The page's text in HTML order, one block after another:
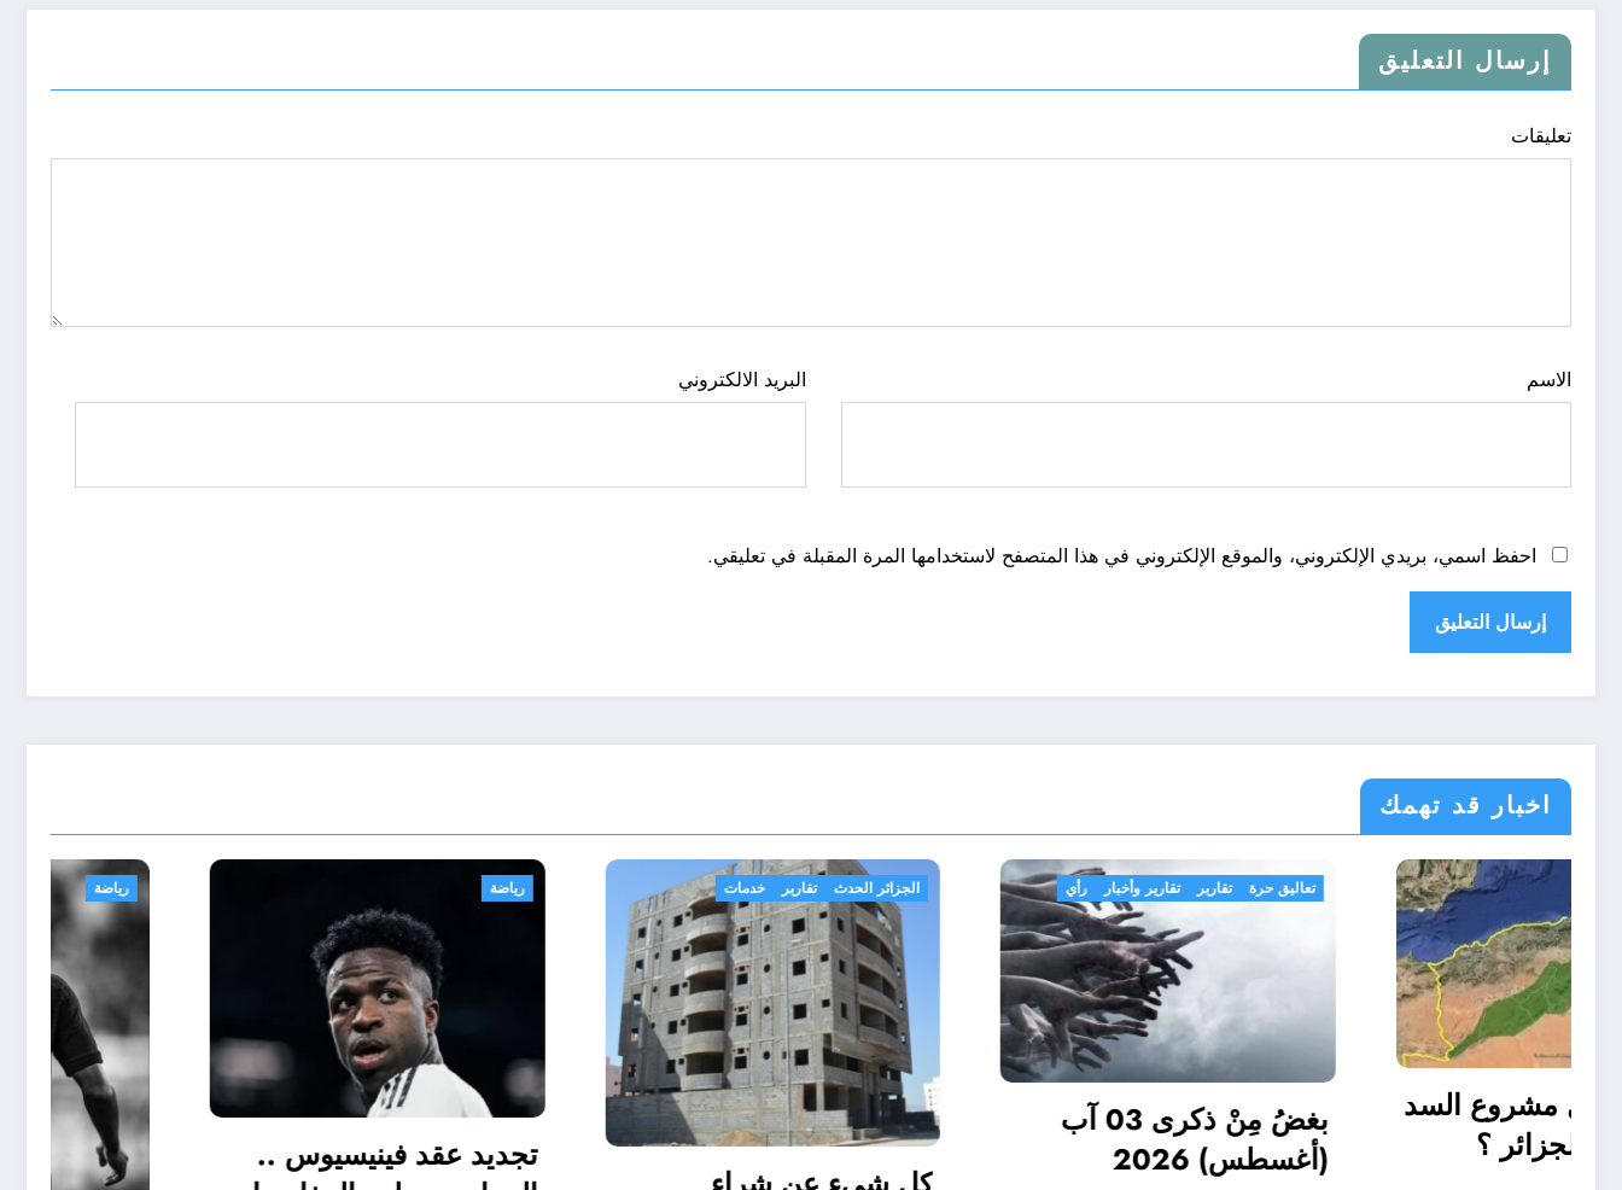
إرسال التعليق
تعليقات
الاسم البريد الالكتروني
احفظ اسمي، بريدي الإلكتروني، والموقع الإلكتروني في هذا المتصفح لاستخدامها المرة المقبلة في تعليقي.
اخبار قد تهمك
تجديد عقد فينيسيوس ..
الجزائر الحدث تقارير تعاليق حرة تقارير تقارير وأخبار رأي
بغضُ مِنْ ذكرى 03 آب
(أغسطس) 2026
الجزائر الحدث
الى أين وصل مشروع السد
الأخضر في الجزائر ؟